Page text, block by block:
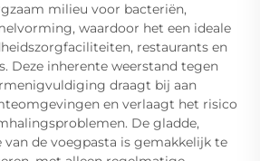
milieu voor bacteriën,
waardoor het een ideale
restaurants en
Deze inherente weerstand tegen
draagt bij aan
en verlaagt het risico
De gladde,
de voegpasta is gemakkelijk te